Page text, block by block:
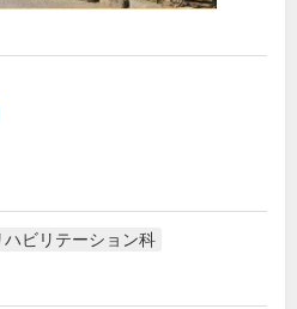
ハビリテーション科